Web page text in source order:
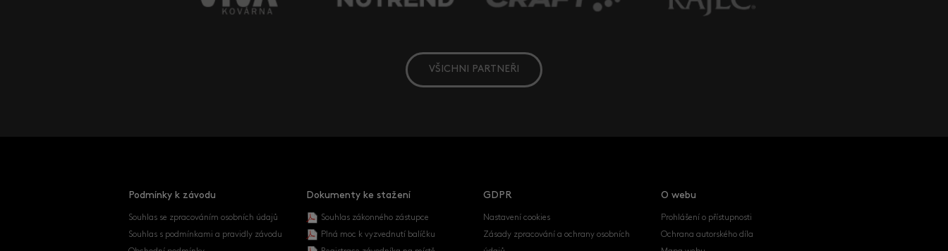
VŠICHNI PARTNEŘI
Podmínky k závodu
Souhlas se zpracováním osobních údajů
Souhlas s podmínkami a pravidly závodu
Dokumenty ke stažení
Souhlas zákonného zástupce
Plná moc k vyzvednutí balíčku
GDPR
Nastavení cookies
Zásady zpracování a ochrany osobních
O webu
Prohlášení o přístupnosti
Ochrana autorského díla